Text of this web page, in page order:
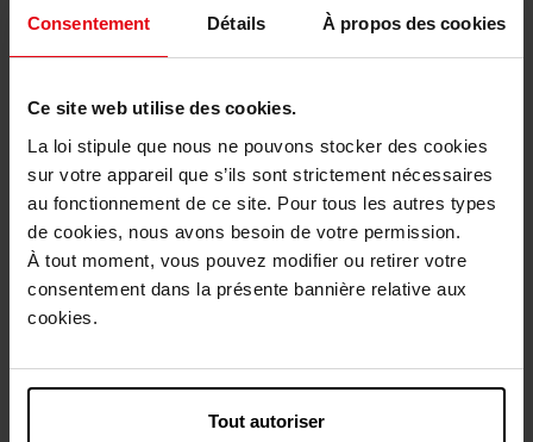
Consentement Détails À propos des cookies
Ce site web utilise des cookies.
La loi stipule que nous ne pouvons stocker des cookies
sur votre appareil que s’ils sont strictement nécessaires
au fonctionnement de ce site. Pour tous les autres types
de cookies, nous avons besoin de votre permission.
À tout moment, vous pouvez modifier ou retirer votre
consentement dans la présente bannière relative aux
cookies.
Tout autoriser
Eau de Toilette Homme
Only The Brave Tattoo
Only The Brave Eau de